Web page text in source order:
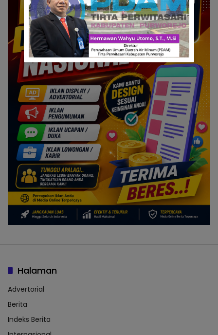
Halaman
Advertorial
Berita
Indeks Berita